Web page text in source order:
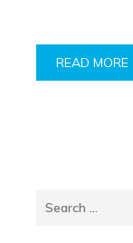
READ MORE
Search